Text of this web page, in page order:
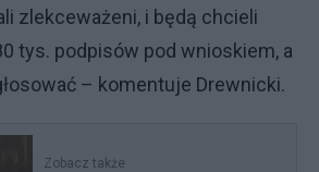
zlekceważeni, i będą chcieli
tys. podpisów pod wnioskiem, a
– komentuje Drewnicki.
Zobacz także